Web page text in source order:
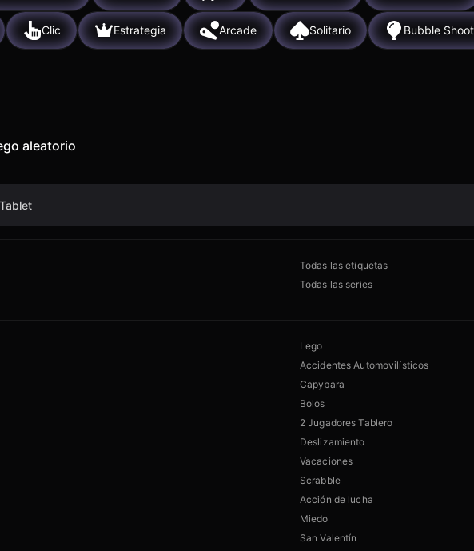
Clic Estrategia Arcade Solitario Bubble
aleatorio
Todas las etiquetas
Todas las series
Lego
Accidentes Automovilísticos
Capybara
Bolos
2 Jugadores Tablero
Deslizamiento
Vacaciones
Scrabble
Acción de lucha
Miedo
San Valentín